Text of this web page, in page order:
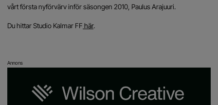
vårt första nyförvärv inför säsongen 2010, Paulus Arajuuri.
Du hittar Studio Kalmar FF här.
Annons